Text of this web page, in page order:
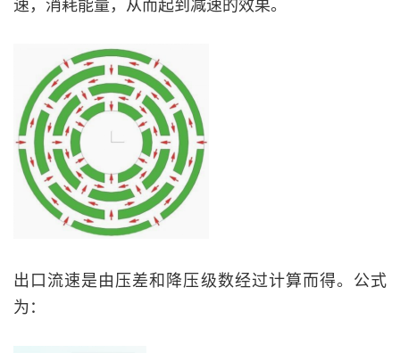
出口流速是由压差和降压级数经过计算而得。公式
为：